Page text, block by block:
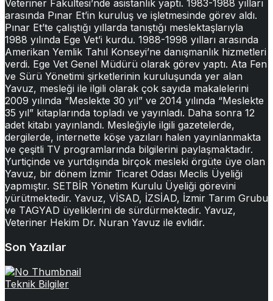
Veteriner Fakültesi’nde asistanlık yaptı. 1983-1988 yılları
arasında Pınar Et’in kuruluş ve işletmesinde görev aldı.
Pınar Et’te çalıştığı yıllarda tanıştığı meslektaşlarıyla
1988 yılında Ege Vet’i kurdu. 1988-1998 yılları arasında
Amerikan Yemlik Tahıl Konseyi’ne danışmanlık hizmetleri
verdi. Ege Vet Genel Müdürü olarak görev yaptı. Ata Fen
ve Sürü Yönetimi şirketlerinin kuruluşunda yer alan
Yavuz, mesleği ile ilgili olarak çok sayıda makalelerini
2009 yılında “Meslekte 30 yıl” ve 2014 yılında “Meslekte
35 yıl” kitaplarında topladı ve yayınladı. Daha sonra 12
adet kitabı yayınlandı. Mesleğiyle ilgili gazetelerde,
dergilerde, internette köşe yazıları halen yayınlanmakta
ve çeşitli TV programlarında bilgilerini paylaşmaktadır.
Yurtiçinde ve yurtdışında birçok mesleki örgüte üye olan
Yavuz, bir dönem İzmir Ticaret Odası Meclis Üyeliği
yapmıştır. SETBİR Yönetim Kurulu Üyeliği görevini
yürütmektedir. Yavuz, VİSAD, İZSİAD, İzmir Tarım Grubu
ve TAGYAD üyeliklerini de sürdürmektedir. Yavuz,
Veteriner Hekim Dr. Nuran Yavuz ile evlidir.
Son Yazılar
Teknik Bilgiler